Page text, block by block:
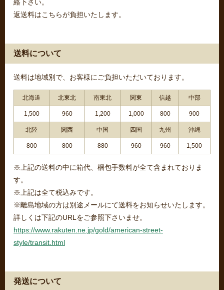
絡下さい。
返送料はこちらが負担いたします。
送料について
送料は地域別で、お客様にご負担いただいております。
北海道 北東北 南東北 関東 信越 中部
1,500 960 1,200 1,000 800 900
北陸 関西 中国 四国 九州 沖縄
800 800 880 960 960 1,500
※上記の送料の中に箱代、梱包手数料が全て含まれておりま
す。
※上記は全て税込みです。
※離島地域の方は別途メールにて送料をお知らせいたします。
詳しくは下記のURLをご参照下さいませ。
https://www.rakuten.ne.jp/gold/american-street-
style/transit.html
発送について